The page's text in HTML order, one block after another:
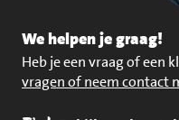
We helpen je graag!
Heb je een vraag of een
vragen of neem contact